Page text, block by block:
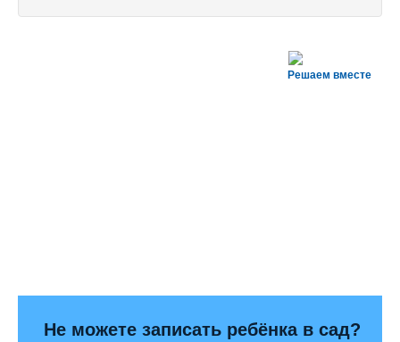
Решаем вместе
Не можете записать ребёнка в сад?